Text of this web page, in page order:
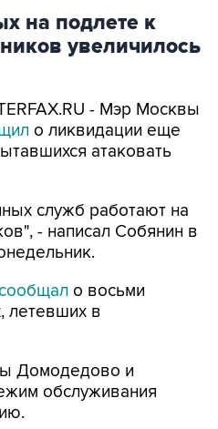
на подлете к
увеличилось
- Мэр Москвы
о ликвидации еще
атаковать
служб работают на
- написал Собянин в
сообщал о восьми
летевших в
Домодедово и
обслуживания